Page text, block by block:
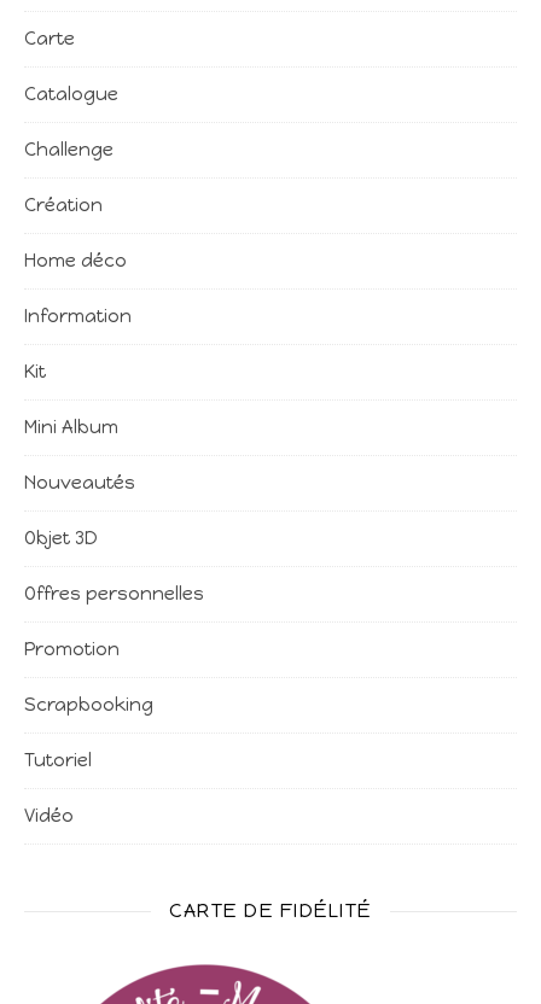
Carte
Catalogue
Challenge
Création
Home déco
Information
Kit
Mini Album
Nouveautés
Objet 3D
Offres personnelles
Promotion
Scrapbooking
Tutoriel
Vidéo
CARTE DE FIDÉLITÉ